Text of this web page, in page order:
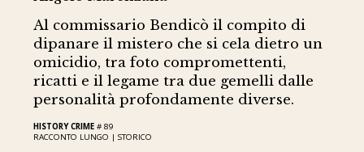
Al commissario Bendicò il compito di
dipanare il mistero che si cela dietro un
omicidio, tra foto compromettenti,
ricatti e il legame tra due gemelli dalle
personalità profondamente diverse.
HISTORY CRIME # 89
RACCONTO LUNGO |STORICO